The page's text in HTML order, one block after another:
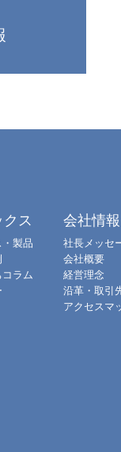
クス
製品
ラム
会社情報
社長メッセ
会社概要
経営理念
沿革・取引
アクセスマ